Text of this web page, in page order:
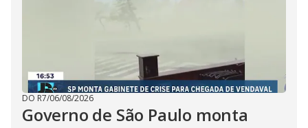
DO R7/06/08/2026
Governo de São Paulo monta